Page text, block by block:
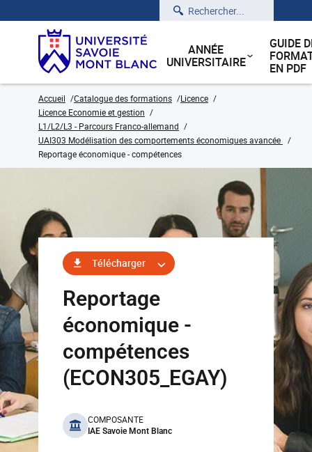
Rechercher
ANNÉE
UNIVERSITAIRE
GUIDE
EN PDF
Accueil Catalogue des formations
Licence
Licence Economie et gestion
L1/L2/L3 - Parcours Franco-allemand
UAI303 Modélisation des comportements économiques avancée
Reportage économique - compétences
Télécharger
Reportage
économique -
compétences
(ECON305_EGAY)
benefits
COMPOSANTE
IAE Savoie Mont Blanc